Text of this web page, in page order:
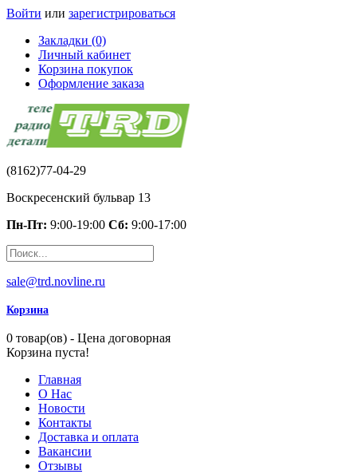
Войти или зарегистрироваться
Закладки (0)
Личный кабинет
Корзина покупок
Оформление заказа
(8162)77-04-29
Воскресенский бульвар 13
Пн-Пт: 9:00-19:00 Сб: 9:00-17:00
sale@trd.novline.ru
Корзина
0 товар(ов) - Цена договорная
Корзина пуста!
Главная
О Нас
Новости
Контакты
Доставка и оплата
Вакансии
Отзывы